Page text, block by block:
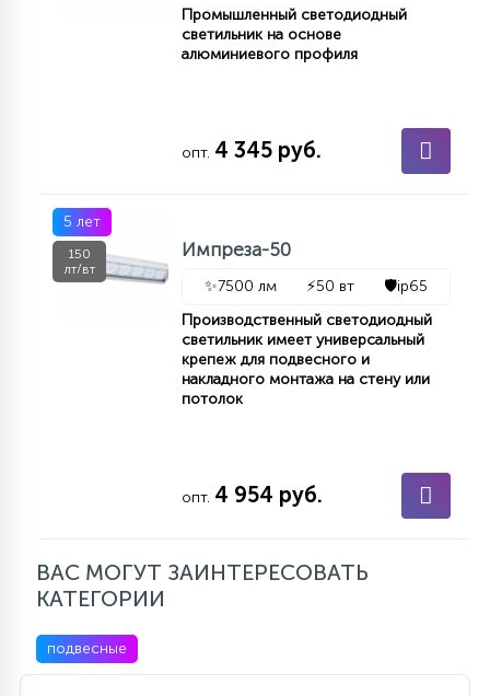
Промышленный светодиодный
светильник на основе
алюминиевого профиля
опт. 4 345 руб.
5 лет
150
лт/вт
Импреза-50
✨7500 лм ⚡50 вт 🛡️ip65
Производственный светодиодный
светильник имеет универсальный
крепеж для подвесного и
накладного монтажа на стену или
потолок
опт. 4 954 руб.
ВАС МОГУТ ЗАИНТЕРЕСОВАТЬ
КАТЕГОРИИ
подвесные